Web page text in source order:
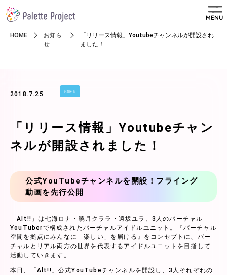
MENU
HOME
お知ら
せ
「リリース情報」Youtubeチャンネルが開設され
ました！
2018.7.25 お知らせ
「リリース情報」Youtubeチャン
ネルが開設されました！
公式YouTubeチャンネルを開設！フライング
動画を先行公開
「Alt!!」は七海ロナ・暁月クララ・遠坂ユラ、3人のバーチャル
YouTuberで構成されたバーチャルアイドルユニット。『バーチャル
空間を拠点にみんなに「楽しい」を届ける』をコンセプトに、バー
チャルとリアル両方の世界を代表するアイドルユニットを目指して
活動していきます。
本日、「Alt!!」公式YouTubeチャンネルを開設し、3人それぞれの